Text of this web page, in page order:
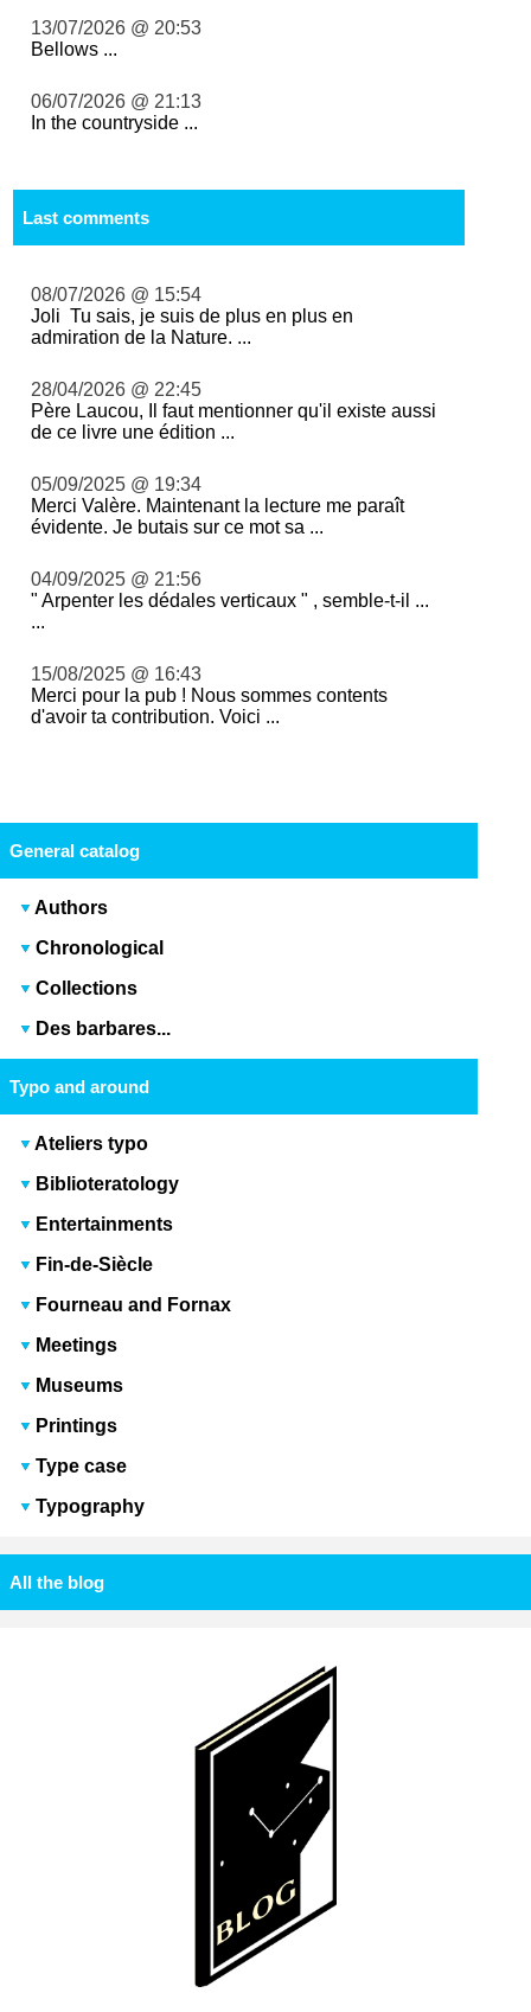
13/07/2026 @ 20:53
Bellows ...
06/07/2026 @ 21:13
In the countryside ...
Last comments
08/07/2026 @ 15:54
Joli Tu sais, je suis de plus en plus en
admiration de la Nature. ...
28/04/2026 @ 22:45
Père Laucou, Il faut mentionner qu'il existe aussi
de ce livre une édition ...
05/09/2025 @ 19:34
Merci Valère. Maintenant la lecture me paraît
évidente. Je butais sur ce mot sa ...
04/09/2025 @ 21:56
" Arpenter les dédales verticaux " , semble-t-il ...
...
15/08/2025 @ 16:43
Merci pour la pub ! Nous sommes contents
d'avoir ta contribution. Voici ...
General catalog
Authors
Chronological
Collections
Des barbares...
Typo and around
Ateliers typo
Biblioteratology
Entertainments
Fin-de-Siècle
Fourneau and Fornax
Meetings
Museums
Printings
Type case
Typography
All the blog